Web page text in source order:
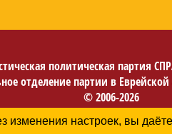
политическая партия
отделение партии в
© 2006-2026
в отношении обработки
настроек, вы